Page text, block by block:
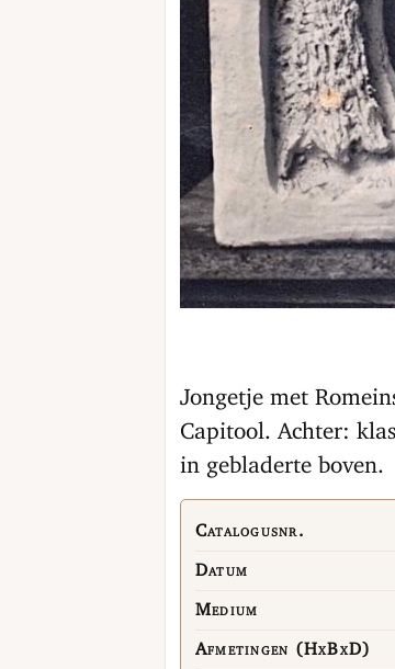
Jongetje met
Capitool. Achter:
in gebladerte boven.
Catalogusnr.
Datum
Medium
Afmetingen (HxBxD)